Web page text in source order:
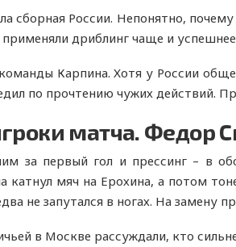
сборная России. Непонятно,
дриблинг чаще и
Карпина. Хотя у России
по прочтению чужих действий.
матча. Федор
за первый гол и прессинг – в
катнул мяч на Ерохина, а потом
не запутался в ногах. На замену
в Москве рассуждали, кто